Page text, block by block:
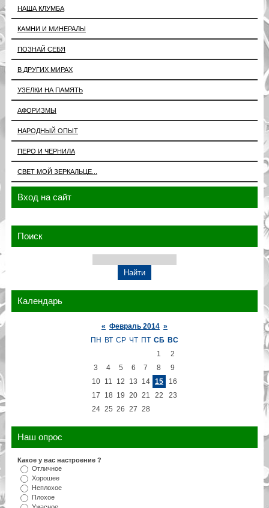
НАША КЛУМБА
КАМНИ И МИНЕРАЛЫ
ПОЗНАЙ СЕБЯ
В ДРУГИХ МИРАХ
УЗЕЛКИ НА ПАМЯТЬ
АФОРИЗМЫ
НАРОДНЫЙ ОПЫТ
ПЕРО И ЧЕРНИЛА
СВЕТ МОЙ ЗЕРКАЛЬЦЕ...
Вход на сайт
Поиск
Календарь
« Февраль 2014 »
ПН ВТ СР ЧТ ПТ СБ ВС
1
2
3
4 5 6 7 8
9
10 11 12 13 14 15
16
17
18 19 20 21 22
23
24 25 26 27 28
Наш опрос
Какое у вас настроение ?
Отличное
Хорошее
Неплохое
Плохое